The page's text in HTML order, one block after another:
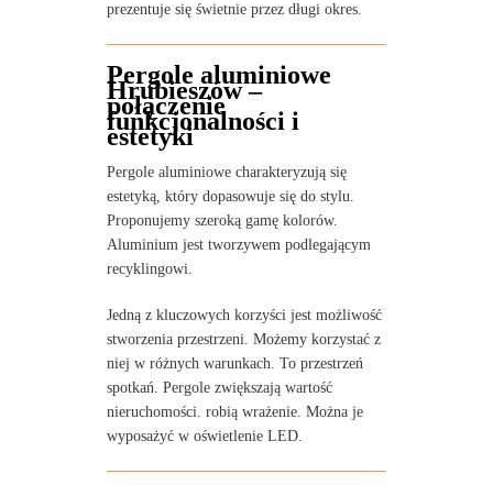
prezentuje się świetnie przez długi okres.
Pergole aluminiowe
Hrubieszów –
połączenie
funkcjonalności i
estetyki
Pergole aluminiowe charakteryzują się
estetyką, który dopasowuje się do stylu.
Proponujemy szeroką gamę kolorów.
Aluminium jest tworzywem podlegającym
recyklingowi.
Jedną z kluczowych korzyści jest możliwość
stworzenia przestrzeni. Możemy korzystać z
niej w różnych warunkach. To przestrzeń
spotkań. Pergole zwiększają wartość
nieruchomości. robią wrażenie. Można je
wyposażyć w oświetlenie LED.